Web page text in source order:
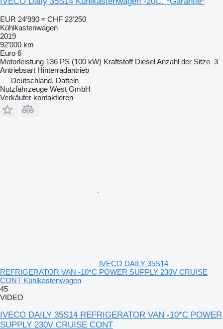
EUR 24’990 ≈ CHF 23’250
Kühlkastenwagen
2019
92’000 km
Euro 6
Motorleistung 136 PS (100 kW) Kraftstoff DieselAnzahl der Sitze 3
Antriebsart Hinterradantrieb
Deutschland, Datteln
Nutzfahrzeuge West GmbH
Verkäufer kontaktieren
IVECO DAILY 35S14
REFRIGERATOR VAN -10*C POWER SUPPLY 230V CRUISE
CONT Kühlkastenwagen
45
VIDEO
IVECO DAILY 35S14 REFRIGERATOR VAN -10*C POWER
SUPPLY 230V CRUISE CONT